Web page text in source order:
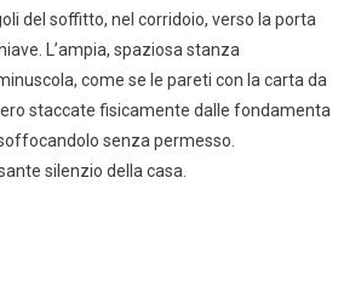
del soffitto, nel corridoio, verso la porta
L’ampia, spaziosa stanza
come se le pareti con la carta da
staccate fisicamente dalle fondamenta
senza permesso.
silenzio della casa.